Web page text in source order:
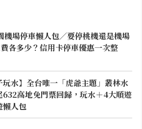
機場停車懶人包／要停桃機還是機場
各多少？信用卡停車優惠一次整
玩水】全台唯一「虎爺主題」叢林水
632高地免門票回歸，玩水＋4大順遊
懶人包